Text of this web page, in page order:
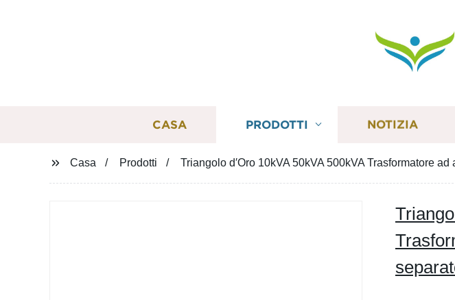
CASA PRODOTTI NOTIZIA
Casa Prodotti Triangolo d′Oro 10kVA 50kVA 500kVA Trasformatore